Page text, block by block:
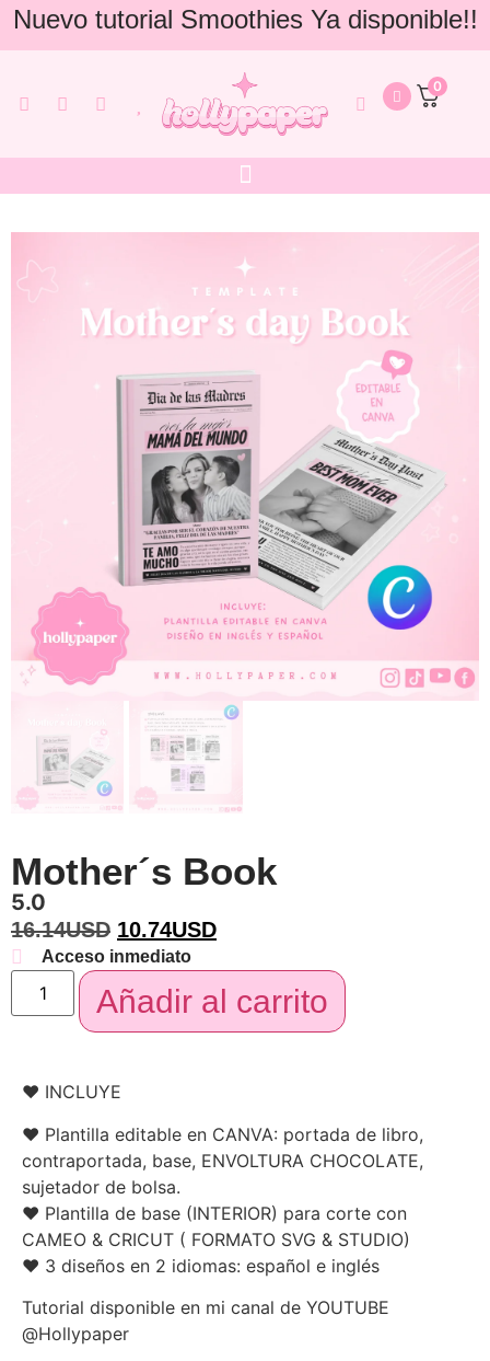
Nuevo tutorial Smoothies Ya disponible!!
0
Mother´s Book
5.0
16.14USD 10.74USD
Acceso inmediato
Añadir al carrito
♥ INCLUYE
♥ Plantilla editable en CANVA: portada de libro,
contraportada, base, ENVOLTURA CHOCOLATE,
sujetador de bolsa.
♥ Plantilla de base (INTERIOR) para corte con
CAMEO & CRICUT ( FORMATO SVG & STUDIO)
♥ 3 diseños en 2 idiomas: español e inglés
Tutorial disponible en mi canal de YOUTUBE
@Hollypaper